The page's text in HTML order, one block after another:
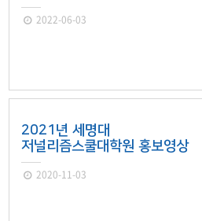
2022-06-03
2021년 세명대
저널리즘스쿨대학원 홍보영상
2020-11-03